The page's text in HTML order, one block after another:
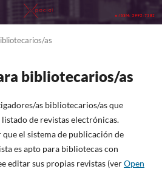
as
bibliotecarios/as
as bibliotecarios/as que
de revistas electrónicas.
el sistema de publicación de
es apto para bibliotecas con
editar sus propias revistas (verOpen